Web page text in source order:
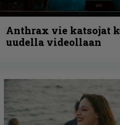
Anthrax vie katsojat
uudella videollaan